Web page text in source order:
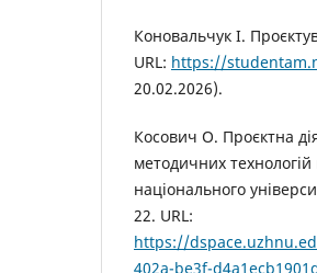
Коновальчук І.
URL: https://
20.02.2026).
Косович О. Проєктна
методичних
національного
22. URL:
https://
402a-be3f-